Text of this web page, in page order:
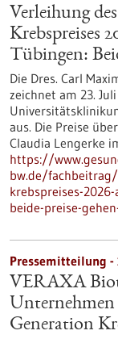
Verleihung
Krebspreises
Tübingen:
Die Dres. Carl
zeichnet am 23.
aus. Die Preise
Claudia Lengerke
https://
bw.de/
krebspreises-
beide-preise-
Pressemitteilung -
VERAXA
Generation